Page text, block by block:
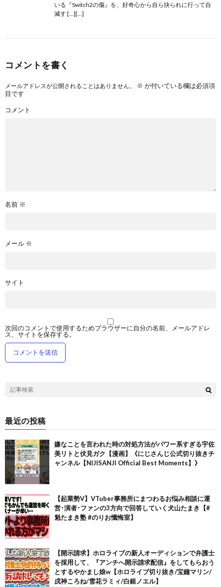
いる『Switch2の傷』を、好奇心から自ら抉られに行って自
滅す […][…]
コメントを書く
メールアドレスが公開されることはありません。 ※ が付いている欄は必須項
目です
コメント
名前 ※
メール ※
サイト
次回のコメントで使用するためブラウザーに自分の名前、メールアドレ
ス、サイトを保存する。
最近の投稿
嫌なことを言われた時の対処方法がパワー系すぎる宇佐
美リトと伏見ガク【漫画】《にじさんじ公式切り抜きチ
ャンネル【NIJISANJI Official Best Moments】》
【起業勢V】VTuber事務所にまつわるお悩み相談に運
営･演者･ファンの3方向で回答していく犬山たまき【#
魁たまき塾 #のりお懺悔室】
【開示請求】ホロライブの新人オーディションで弁護士
を採用して、『アンチへ開示請求配信』をしてもらおう
とするやかまし娘w【ホロライブ切り抜き/宝鐘マリン/
戌神ころね/雪花ラミィ/白銀ノエル】